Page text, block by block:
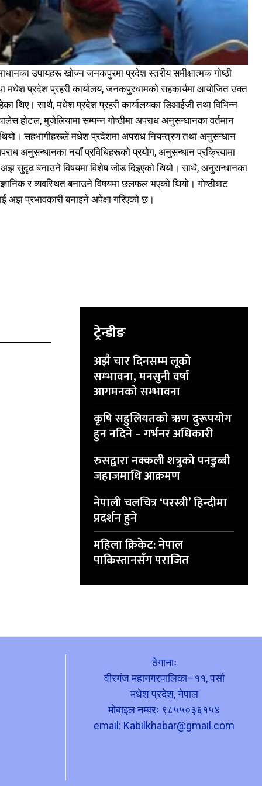
उपायहरू खोज्न जनकपुरमा प्रदेश स्तरीय समीक्षात्मक गोष्ठी
मधेश प्रदेश प्रहरी कार्यालय, जनकपुरधामको सहकार्यमा आयोजित उक्त
थिए। साथै, मधेश प्रदेश प्रहरी कार्यालयका डिआईजी तथा विभिन्न
होटल, मुजेलियामा सम्पन्न गोष्ठीमा अपराध अनुसन्धानका वर्तमान
सहभागीहरूले मधेश प्रदेशमा अपराध नियन्त्रण तथा अनुसन्धान
अनुसन्धानका नयाँ प्रविधिहरूको प्रयोग, अनुसन्धान प्रक्रियामा
सुदृढ बनाउने विषयमा विशेष जोड दिइएको थियो। साथै, अनुसन्धानका
र व्यवस्थित बनाउने विषयमा छलफल भएको थियो। गोष्ठीबाट
अझ प्रभावकारी बनाइने अपेक्षा गरिएको छ।
ट्रेन्डीङ
अझै चार दिनसम्म लूको
सम्भावना, मनसुनी वर्षा
आगमनको सम्भावना
कृषि सहुलियतको ऋण दुरूपयोग
हुन नदिने – गर्भनर अधिकारी
रुसद्वारा नक्कली शत्रुको पनडुब्बी
जहाजमाथि आक्रमण
नेपाली चलचित्र ‘परस्त्री’ हिन्दीमा
प्रदर्शन हुने
महिला क्रिकेट: नेपाल
पाकिस्तानसँग पराजित
ठेगानाः
वीरगंज महानगरपालिका–११, पर्सा
मधेश प्रदेश, नेपाल
मोबाइल नम्बरः ९८५५०३६१५४
email: Kabilkhabar@gmail.com